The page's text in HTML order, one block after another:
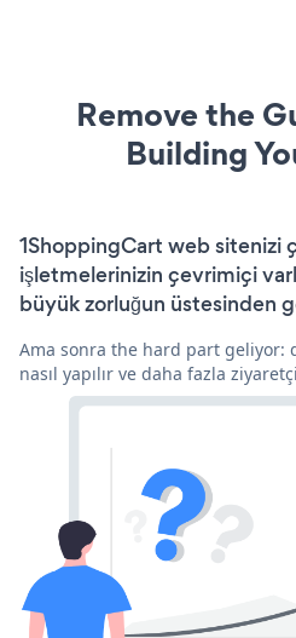
Remove the
Building
1ShoppingCart web sitenizi
işletmelerinizin çevrimiçi
büyük zorluğun üstesinden
Ama sonra the hard part geliyor:
nasıl yapılır ve daha fazla